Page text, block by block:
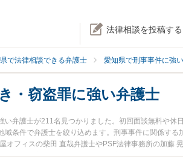
法律相談を投稿する
で法律相談できる弁護士 愛知県で刑事事件に強
・窃盗罪に強い弁護士
い弁護士が211名見つかりました。初回面談無料や
域条件で弁護士を絞り込めます。刑事事件に関係す
オフィスの柴田 直哉弁護士やPSF法律事務所の加
で土日や夜間に発生した万引き・窃盗罪のトラブル